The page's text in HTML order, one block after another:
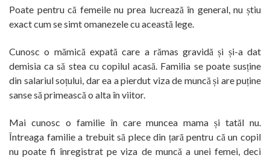
Poate pentru că femeile nu prea lucrează în general, nu știu
exact cum se simt omanezele cu această lege.
Cunosc o mămică expată care a rămas gravidă și și-a dat
demisia ca să stea cu copilul acasă. Familia se poate susține
din salariul soțului, dar ea a pierdut viza de muncă și are puține
sanse să primească o alta în viitor.
Mai cunosc o familie în care muncea mama și tatăl nu.
Întreaga familie a trebuit să plece din țară pentru că un copil
nu poate fi înregistrat pe viza de muncă a unei femei, deci